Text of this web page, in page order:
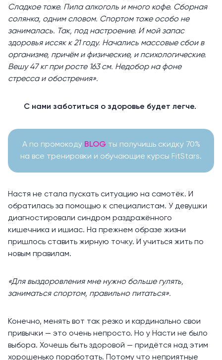
Сладкое тоже. Пила алкоголь и много кофе. Сборная
солянка, одним словом. Спортом тоже особо не
занималась. Так, под настроение. И мой запас
здоровья иссяк к 21 году. Начались массовые сбои в
организме, причём и физические, и психологические.
Вешу 47 кг при росте 163 см. Недобор на фоне
стресса и обострения».
С нами заботиться о здоровье будет легче.
А по промокоду BLOG ты получишь скидку 70%
на все тренировки и обучающие курсы FitStars.
Настя не стала пускать ситуацию на самотёк. И
обратилась за помощью к специалистам. У девушки
диагностировали синдром раздражённого
кишечника и ишиас. На прежнем образе жизни
пришлось ставить жирную точку. И учиться жить по
новым правилам.
«Для выздоровления мне нужно больше гулять,
заниматься спортом, правильно питаться».
Конечно, менять вот так резко и кардинально свои
привычки — это очень непросто. Но у Насти не было
выбора. Хочешь быть здоровой — придётся над этим
хорошенько поработать. Потому что неприятные